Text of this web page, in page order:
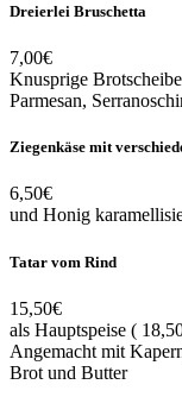
Dreierlei Bruschetta
7,00€
Knusprige
Parmesan,
Ziegenkäse mit
6,50€
und Honig
Tatar vom Rind
15,50€
als Hauptspeise (
Angemacht mit
Brot und Butter